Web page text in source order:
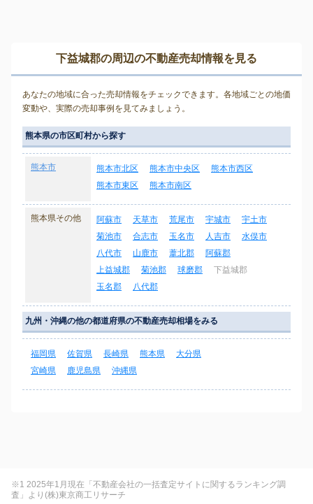
下益城郡の周辺の不動産売却情報を見る
あなたの地域に合った売却情報をチェックできます。各地域ごとの地価
変動や、実際の売却事例を見てみましょう。
熊本県の市区町村から探す
熊本市 熊本市北区 熊本市中央区
熊本市西区
熊本市東区
熊本市南区
熊本県その他 阿蘇市 天草市 荒尾市 宇城市
宇土市
菊池市
合志市 玉名市 人吉市
水俣市
八代市
山鹿市 葦北郡
阿蘇郡
上益城郡
菊池郡 球磨郡
下益城郡
玉名郡
八代郡
九州・沖縄の他の都道府県の不動産売却相場をみる
福岡県 佐賀県 長崎県 熊本県
大分県
宮崎県
鹿児島県 沖縄県
※1 2025年1月現在「不動産会社の一括査定サイトに関するランキング調
査」より(株)東京商工リサーチ